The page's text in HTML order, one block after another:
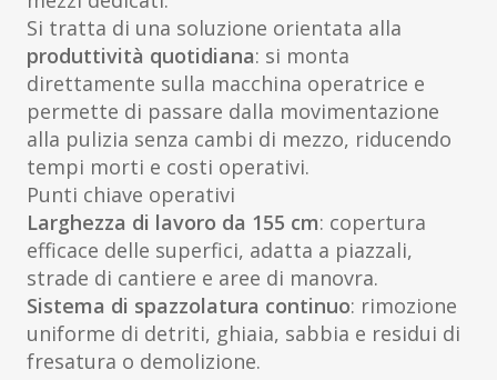
Si tratta di una soluzione orientata alla
produttività quotidiana: si monta
direttamente sulla macchina operatrice e
permette di passare dalla movimentazione
alla pulizia senza cambi di mezzo, riducendo
tempi morti e costi operativi.
Punti chiave operativi
Larghezza di lavoro da 155 cm: copertura
efficace delle superfici, adatta a piazzali,
strade di cantiere e aree di manovra.
Sistema di spazzolatura continuo: rimozione
uniforme di detriti, ghiaia, sabbia e residui di
fresatura o demolizione.